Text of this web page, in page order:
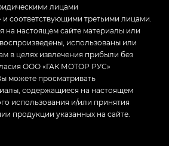
лицами
соответствующими третьими лицами.
на настоящем сайте материалы или
использованы или
в целях извлечения прибыли без
ООО «ГАК МОТОР РУС»
можете просматривать
содержащиеся на настоящем
использования и/или принятия
продукции указанных на сайте.